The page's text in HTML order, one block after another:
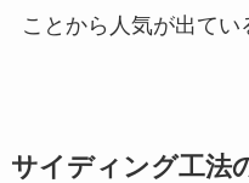
ことから人気が出てい
サイディング工法